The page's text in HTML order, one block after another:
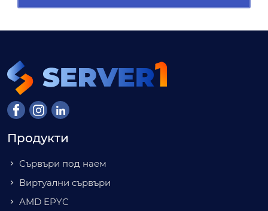
Продукти
Сървъри под наем
Виртуални сървъри
AMD EPYC